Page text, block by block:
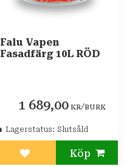
Falu Vapen
Fasadfärg 10L RÖD
1 689,00 KR/BURK
Lägg till i favoriter
Lagerstatus Slutsåld